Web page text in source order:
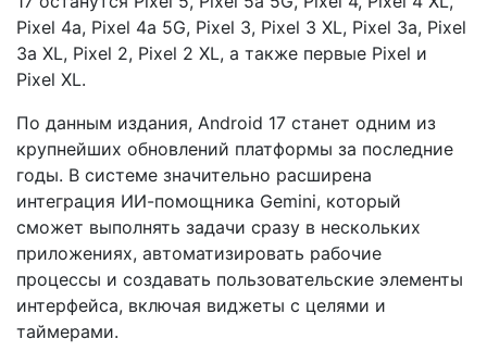
Pixel 4a, Pixel 4a 5G, Pixel 3, Pixel 3 XL, Pixel 3a, Pixel
3a XL, Pixel 2, Pixel 2 XL, а также первые Pixel и
Pixel XL.
По данным издания, Android 17 станет одним из
крупнейших обновлений платформы за последние
годы. В системе значительно расширена
интеграция ИИ-помощника Gemini, который
сможет выполнять задачи сразу в нескольких
приложениях, автоматизировать рабочие
процессы и создавать пользовательские элементы
интерфейса, включая виджеты с целями и
таймерами.